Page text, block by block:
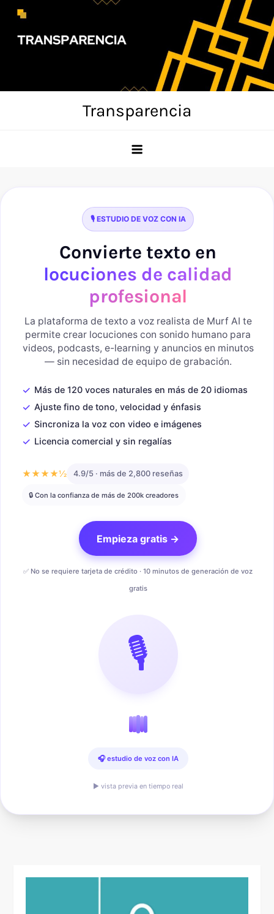
Skip
content
Transparencia
🎙️ ESTUDIO DE VOZ CON IA
Convierte texto en
locuciones de calidad
profesional
La plataforma de texto a voz realista de Murf AI te
permite crear locuciones con sonido humano para
videos, podcasts, e-learning y anuncios en minutos
— sin necesidad de equipo de grabación.
✓ Más de 120 voces naturales en más de 20 idiomas
✓ Ajuste fino de tono, velocidad y énfasis
✓ Sincroniza la voz con video e imágenes
✓ Licencia comercial y sin regalías
★★★★½ 4.9/5 · más de 2,800 reseñas
🔒 Con la confianza de más de 200k creadores
Empieza gratis →
✅ No se requiere tarjeta de crédito · 10 minutos de generación de voz
gratis
🎙️
🎧 estudio de voz con IA
▶ vista previa en tiempo real